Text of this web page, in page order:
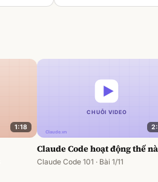
1:18
Claude Code hoạt động thế
Claude Code 101 · Bài 1/11